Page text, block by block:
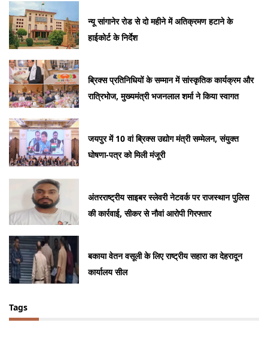
न्यू सांगानेर रोड से दो महीने में अतिक्रमण हटाने के
हाईकोर्ट के निर्देश
ब्रिक्स प्रतिनिधियों के सम्मान में सांस्कृतिक कार्यक्रम और
रात्रिभोज, मुख्यमंत्री भजनलाल शर्मा ने किया स्वागत
जयपुर में 10 वां ब्रिक्स उद्योग मंत्री सम्मेलन, संयुक्त
घोषणा-पत्र को मिली मंजूरी
अंतरराष्ट्रीय साइबर स्लेवरी नेटवर्क पर राजस्थान पुलिस
की कार्रवाई, सीकर से नौवां आरोपी गिरफ्तार
बकाया वेतन वसूली के लिए राष्ट्रीय सहारा का देहरादून
कार्यालय सील
Tags